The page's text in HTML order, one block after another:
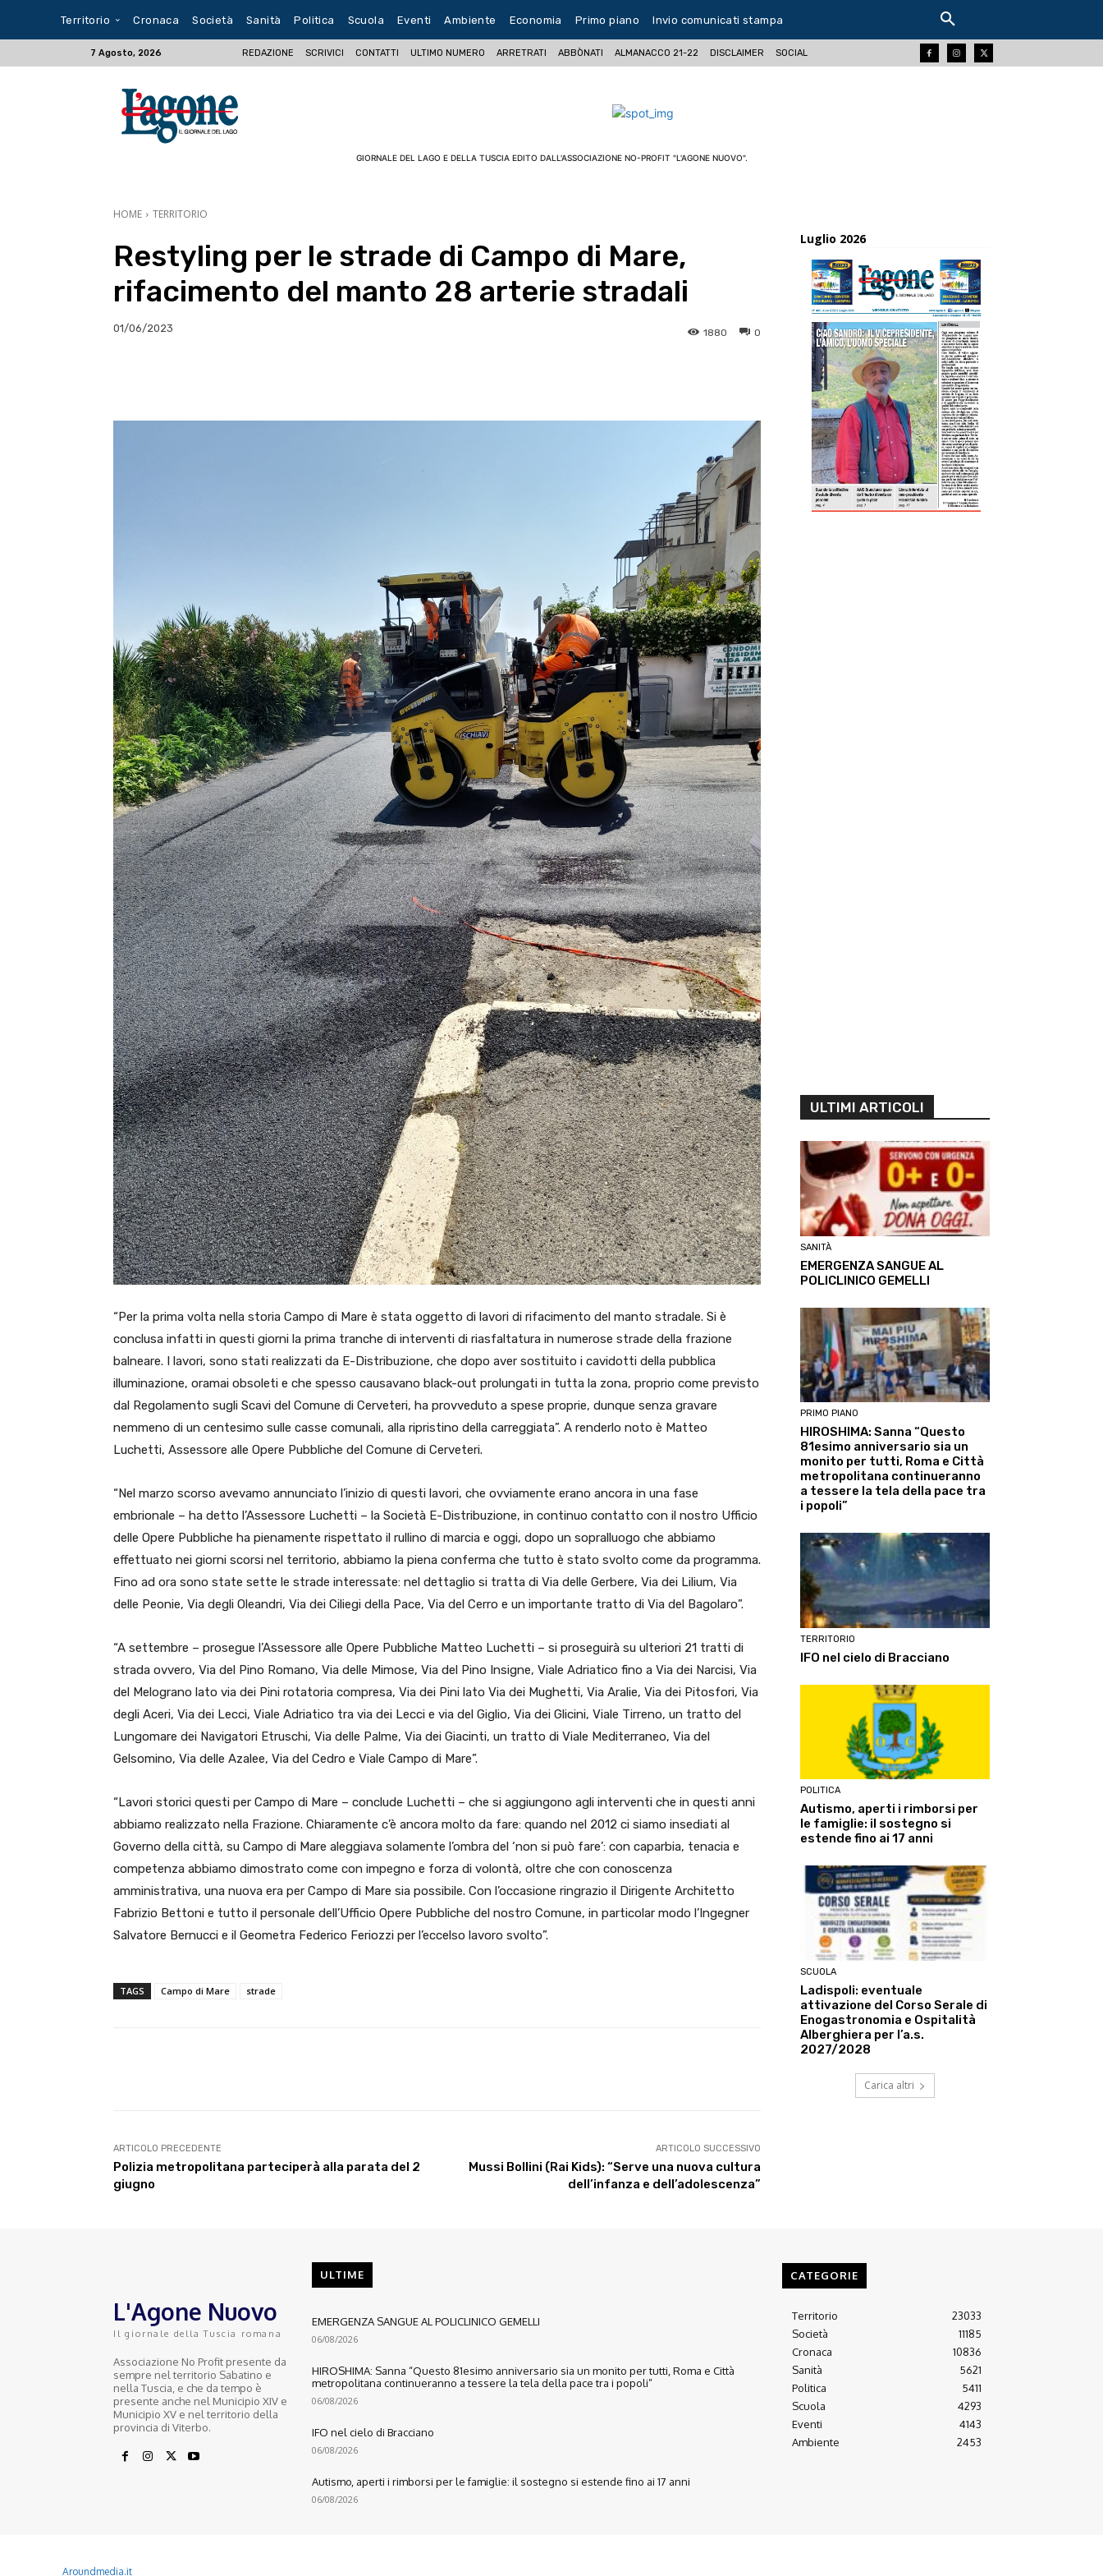
Territorio Cronaca Società Sanità Politica Scuola Eventi Ambiente Economia Primo piano Invio comunicati stampa
7 Agosto, 2026 REDAZIONE SCRIVICI CONTATTI ULTIMO NUMERO ARRETRATI ABBÒNATI ALMANACCO 21-22 DISCLAIMER SOCIAL
GIORNALE DEL LAGO E DELLA TUSCIA EDITO DALL'ASSOCIAZIONE NO-PROFIT "L'AGONE NUOVO".
HOME TERRITORIO
Restyling per le strade di Campo di Mare,
rifacimento del manto 28 arterie stradali
01/06/2023 0
1880
Tumblr Telegram
“Per la prima volta nella storia Campo di Mare è stata oggetto di lavori di rifacimento del manto stradale. Si è
conclusa infatti in questi giorni la prima tranche di interventi di riasfaltatura in numerose strade della frazione
balneare. I lavori, sono stati realizzati da E-Distribuzione, che dopo aver sostituito i cavidotti della pubblica
illuminazione, oramai obsoleti e che spesso causavano black-out prolungati in tutta la zona, proprio come previsto
dal Regolamento sugli Scavi del Comune di Cerveteri, ha provveduto a spese proprie, dunque senza gravare
nemmeno di un centesimo sulle casse comunali, alla ripristino della carreggiata”. A renderlo noto è Matteo
Luchetti, Assessore alle Opere Pubbliche del Comune di Cerveteri.
“Nel marzo scorso avevamo annunciato l’inizio di questi lavori, che ovviamente erano ancora in una fase
embrionale – ha detto l’Assessore Luchetti – la Società E-Distribuzione, in continuo contatto con il nostro Ufficio
delle Opere Pubbliche ha pienamente rispettato il rullino di marcia e oggi, dopo un sopralluogo che abbiamo
effettuato nei giorni scorsi nel territorio, abbiamo la piena conferma che tutto è stato svolto come da programma.
Fino ad ora sono state sette le strade interessate: nel dettaglio si tratta di Via delle Gerbere, Via dei Lilium, Via
delle Peonie, Via degli Oleandri, Via dei Ciliegi della Pace, Via del Cerro e un importante tratto di Via del Bagolaro”.
“A settembre – prosegue l’Assessore alle Opere Pubbliche Matteo Luchetti – si proseguirà su ulteriori 21 tratti di
strada ovvero, Via del Pino Romano, Via delle Mimose, Via del Pino Insigne, Viale Adriatico fino a Via dei Narcisi, Via
del Melograno lato via dei Pini rotatoria compresa, Via dei Pini lato Via dei Mughetti, Via Aralie, Via dei Pitosfori, Via
degli Aceri, Via dei Lecci, Viale Adriatico tra via dei Lecci e via del Giglio, Via dei Glicini, Viale Tirreno, un tratto del
Lungomare dei Navigatori Etruschi, Via delle Palme, Via dei Giacinti, un tratto di Viale Mediterraneo, Via del
Gelsomino, Via delle Azalee, Via del Cedro e Viale Campo di Mare”.
“Lavori storici questi per Campo di Mare – conclude Luchetti – che si aggiungono agli interventi che in questi anni
abbiamo realizzato nella Frazione. Chiaramente c’è ancora molto da fare: quando nel 2012 ci siamo insediati al
Governo della città, su Campo di Mare aleggiava solamente l’ombra del ‘non si può fare’: con caparbia, tenacia e
competenza abbiamo dimostrato come con impegno e forza di volontà, oltre che con conoscenza
amministrativa, una nuova era per Campo di Mare sia possibile. Con l’occasione ringrazio il Dirigente Architetto
Fabrizio Bettoni e tutto il personale dell’Ufficio Opere Pubbliche del nostro Comune, in particolar modo l’Ingegner
Salvatore Bernucci e il Geometra Federico Feriozzi per l’eccelso lavoro svolto”.
TAGS Campo di Mare strade
ARTICOLO PRECEDENTE
Polizia metropolitana parteciperà alla parata del 2
giugno
ARTICOLO SUCCESSIVO
Mussi Bollini (Rai Kids): “Serve una nuova cultura
dell’infanza e dell’adolescenza”
Luglio 2026
ULTIMI ARTICOLI
SANITÀ
EMERGENZA SANGUE AL
POLICLINICO GEMELLI
PRIMO PIANO
HIROSHIMA: Sanna “Questo
81esimo anniversario sia un
monito per tutti, Roma e Città
metropolitana continueranno
a tessere la tela della pace tra
i popoli”
TERRITORIO
IFO nel cielo di Bracciano
POLITICA
Autismo, aperti i rimborsi per
le famiglie: il sostegno si
estende fino ai 17 anni
SCUOLA
Ladispoli: eventuale
attivazione del Corso Serale di
Enogastronomia e Ospitalità
Alberghiera per l’a.s.
2027/2028
Carica altri
L'Agone Nuovo
Il giornale della Tuscia romana
Associazione No Profit presente da
sempre nel territorio Sabatino e
nella Tuscia, e che da tempo è
presente anche nel Municipio XIV e
Municipio XV e nel territorio della
provincia di Viterbo.
ULTIME
EMERGENZA SANGUE AL POLICLINICO GEMELLI
06/08/2026
HIROSHIMA: Sanna “Questo 81esimo anniversario sia un monito per tutti, Roma e Città
metropolitana continueranno a tessere la tela della pace tra i popoli”
06/08/2026
IFO nel cielo di Bracciano
06/08/2026
Autismo, aperti i rimborsi per le famiglie: il sostegno si estende fino ai 17 anni
06/08/2026
CATEGORIE
Territorio
23033
Società
11185
Cronaca
10836
Sanità
5621
Politica
5411
Scuola
4293
Eventi
4143
Ambiente
2453
Aroundmedia.it